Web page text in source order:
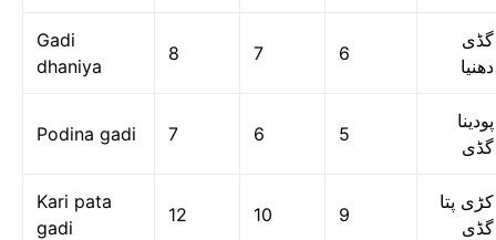
Gadi
dhaniya
8 7 6
گڈی
دھنیا
Podina gadi 7 6 5
پودینا
گڈی
Kari pata
gadi
12 10 9
کڑی پتا
گڈی